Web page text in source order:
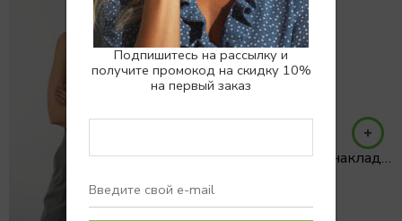
Подпишитесь на рассылку и
получите промокод на скидку 10%
на первый заказ
Футболка карго с накладными карманами